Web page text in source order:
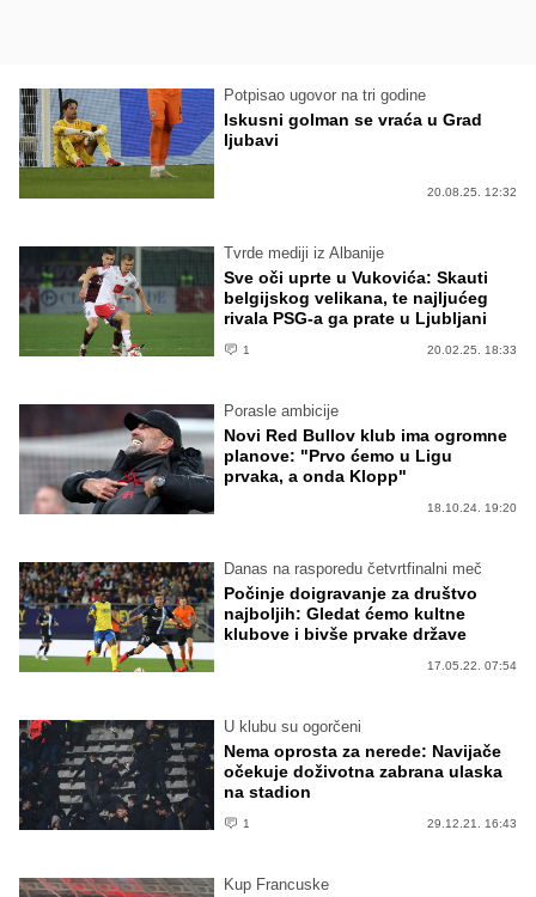
Potpisao ugovor na tri godine
Iskusni golman se vraća u Grad
ljubavi
20.08.25. 12:32
Tvrde mediji iz Albanije
Sve oči uprte u Vukovića: Skauti
belgijskog velikana, te najljućeg
rivala PSG-a ga prate u Ljubljani
1 20.02.25. 18:33
Porasle ambicije
Novi Red Bullov klub ima ogromne
planove: "Prvo ćemo u Ligu
prvaka, a onda Klopp"
18.10.24. 19:20
Danas na rasporedu četvrtfinalni meč
Počinje doigravanje za društvo
najboljih: Gledat ćemo kultne
klubove i bivše prvake države
17.05.22. 07:54
U klubu su ogorčeni
Nema oprosta za nerede: Navijače
očekuje doživotna zabrana ulaska
na stadion
1 29.12.21. 16:43
Kup Francuske